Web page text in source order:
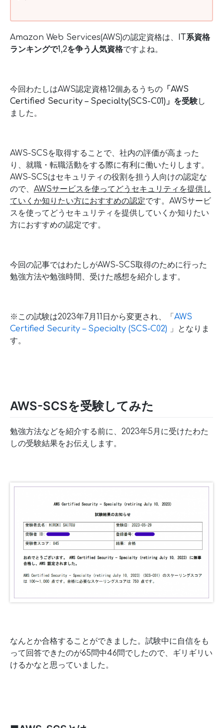
Amazon Web Services(AWS)の認定資格は、 IT系資格
ランキングで1,2を争う人気資格ですよね。
今回わたしはAWS認定資格12個あるうちの 「AWS
Certified Security – Specialty(SCS-C01)」を受験し
ました。
AWS-SCSを取得することで、社内の評価が高まった
り、就職・転職活動をする際に有利に働いたりします。
AWS-SCSはセキュリティの役割を担う人向けの認定な
ので、 AWSサービスを使ってどうセキュリティを提供し
ていくか知りたい方におすすめの認定です。AWSサービ
スを使ってどうセキュリティを提供していくか知りたい
方におすすめの認定です。
今回の記事ではわたしがAWS-SCS取得のために行った
勉強方法や勉強時間、受けた感想を紹介します。
※この試験は2023年7月11日から変更され、「 AWS
Certified Security – Specialty (SCS-C02)
」となりま
す。
AWS-SCSを受験してみた
勉強方法などを紹介する前に、2023年5月に受けたわた
しの受験結果をお伝えします。
なんとか合格することができました。試験中に自信をも
って回答できたのが65問中46問でしたので、ギリギリい
けるかなと思っていました。